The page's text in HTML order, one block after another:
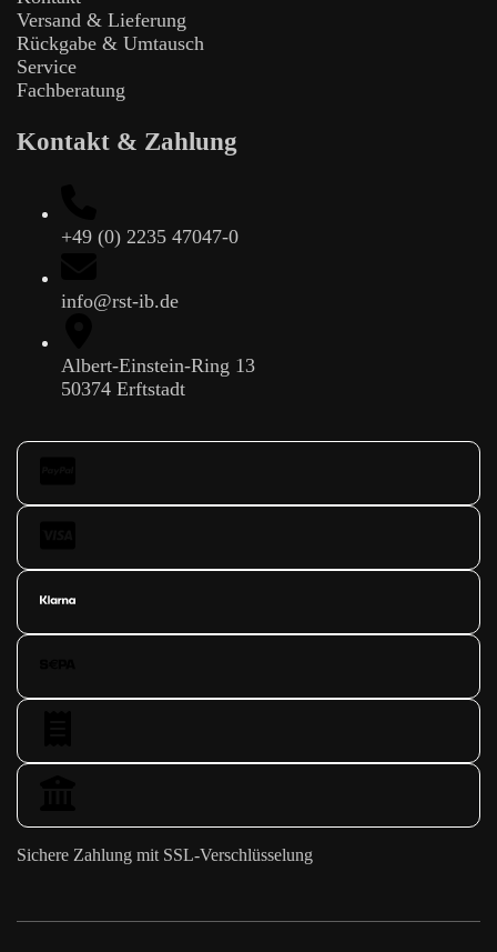
Versand & Lieferung
Rückgabe & Umtausch
Service
Fachberatung
Kontakt & Zahlung
+49 (0) 2235 47047-0
info@rst-ib.de
Albert-Einstein-Ring 13
50374 Erftstadt
Sichere Zahlung mit SSL-Verschlüsselung